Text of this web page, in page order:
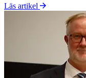
Läs artikel